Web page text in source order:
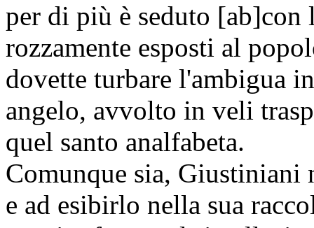
per di più è seduto [ab]con
rozzamente esposti al
dovette turbare l'ambigua
angelo, avvolto in veli
quel santo analfabeta.
Comunque sia, Giustiniani
e ad esibirlo nella sua